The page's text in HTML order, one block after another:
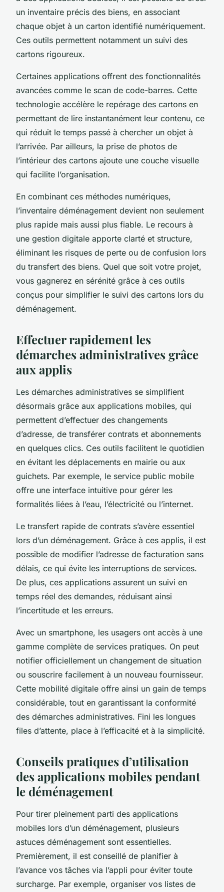
un inventaire précis des biens, en associant
chaque objet à un carton identifié numériquement.
Ces outils permettent notamment un suivi des
cartons rigoureux.
Certaines applications offrent des fonctionnalités
avancées comme le scan de code-barres. Cette
technologie accélère le repérage des cartons en
permettant de lire instantanément leur contenu, ce
qui réduit le temps passé à chercher un objet à
l’arrivée. Par ailleurs, la prise de photos de
l’intérieur des cartons ajoute une couche visuelle
qui facilite l’organisation.
En combinant ces méthodes numériques,
l’inventaire déménagement devient non seulement
plus rapide mais aussi plus fiable. Le recours à
une gestion digitale apporte clarté et structure,
éliminant les risques de perte ou de confusion lors
du transfert des biens. Quel que soit votre projet,
vous gagnerez en sérénité grâce à ces outils
conçus pour simplifier le suivi des cartons lors du
déménagement.
Effectuer rapidement les
démarches administratives grâce
aux applis
Les démarches administratives se simplifient
désormais grâce aux applications mobiles, qui
permettent d’effectuer des changements
d’adresse, de transférer contrats et abonnements
en quelques clics. Ces outils facilitent le quotidien
en évitant les déplacements en mairie ou aux
guichets. Par exemple, le service public mobile
offre une interface intuitive pour gérer les
formalités liées à l’eau, l’électricité ou l’internet.
Le transfert rapide de contrats s’avère essentiel
lors d’un déménagement. Grâce à ces applis, il est
possible de modifier l’adresse de facturation sans
délais, ce qui évite les interruptions de services.
De plus, ces applications assurent un suivi en
temps réel des demandes, réduisant ainsi
l’incertitude et les erreurs.
Avec un smartphone, les usagers ont accès à une
gamme complète de services pratiques. On peut
notifier officiellement un changement de situation
ou souscrire facilement à un nouveau fournisseur.
Cette mobilité digitale offre ainsi un gain de temps
considérable, tout en garantissant la conformité
des démarches administratives. Fini les longues
files d’attente, place à l’efficacité et à la simplicité.
Conseils pratiques d’utilisation
des applications mobiles pendant
le déménagement
Pour tirer pleinement parti des applications
mobiles lors d’un déménagement, plusieurs
astuces déménagement sont essentielles.
Premièrement, il est conseillé de planifier à
l’avance vos tâches via l’appli pour éviter toute
surcharge. Par exemple, organiser vos listes de